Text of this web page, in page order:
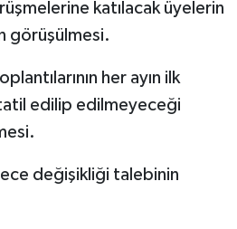
katılacak üyelerin
görüşülmesi.
her ayın ilk
tatil edilip edilmeyeceği
değişikliği talebinin